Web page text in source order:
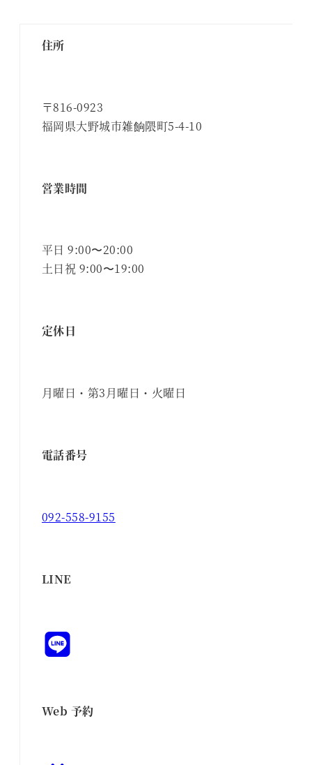
住所
〒816-0923
福岡県大野城市雑餉隈町5-4-10
営業時間
平日 9:00〜20:00
土日祝 9:00〜19:00
定休日
月曜日・第3月曜日・火曜日
電話番号
092-558-9155
LINE
Web 予約